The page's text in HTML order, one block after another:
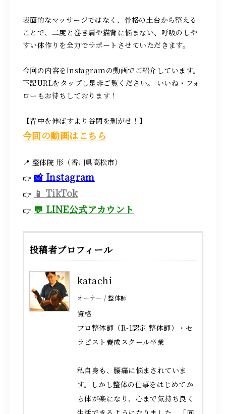
表面的なマッサージではなく、骨格の土台から整える
ことで、二度と巻き肩や猫背に悩まない、呼吸のしや
すい体作りを全力でサポートさせていただきます。
今回の内容をInstagramの動画でご紹介しています。
下記URLをタップし是非ご覧ください。 いいね・フォ
ローもお待ちしております！
【背中を伸ばすより谷間を剥がせ！】
今回の動画はこちら
📍 整体院 形（香川県高松市）
👉 📸 Instagram
👉 📱 TikTok
👉 💬 LINE公式アカウント
投稿者プロフィール
katachi
オーナー / 整体師
資格
プロ整体師（R-1認定 整体師）・セ
ラピスト養成スクール卒業
私自身も、腰痛に悩まされていま
す。しかし整体の仕事をはじめてか
ら体が楽になり、心まで気持ち良く